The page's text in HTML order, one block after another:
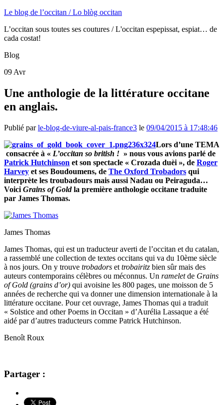
Le blog de l’occitan / Lo blòg occitan
L’occitan sous toutes ses coutures / L'occitan espepissat, espiat… de
cada costat!
Blog
09 Avr
Une anthologie de la littérature occitane
en anglais.
Publié parle-blog-de-viure-al-pais-france3 le 09/04/2015 à 17:48:46
Lors d’une TEMA
consacrée à « L’occitan so british ! » nous vous avions parlé de
Patrick Hutchinson et son spectacle « Crozada duèi », de Roger
Harvey et ses Boudoumens, de The Oxford Trobadors qui
interprète les troubadours mais aussi Nadau ou Peiraguda…
Voici Grains of Goldla première anthologie occitane traduite
par James Thomas.
James Thomas
James Thomas, qui est un traducteur averti de l’occitan et du catalan,
a rassemblé une collection de textes occitans qui va du 10ème siècle
à nos jours. On y trouve trobadors et trobairitz bien sûr mais des
auteurs contemporains célèbres ou méconnus. Un rameletde Grains
of Gold (grains d’or) qui avoisine les 800 pages, une moisson de 5
années de recherche qui va donner une dimension internationale à la
littérature occitane. Pour cet ouvrage, James Thomas qui a traduit
« Solstice and other Poems in Occitan » d’Aurélia Lassaque a été
aidé par d’autres traducteurs comme Patrick Hutchinson.
Benoît Roux
Partager :